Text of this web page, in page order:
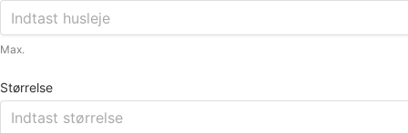
Max.
Størrelse